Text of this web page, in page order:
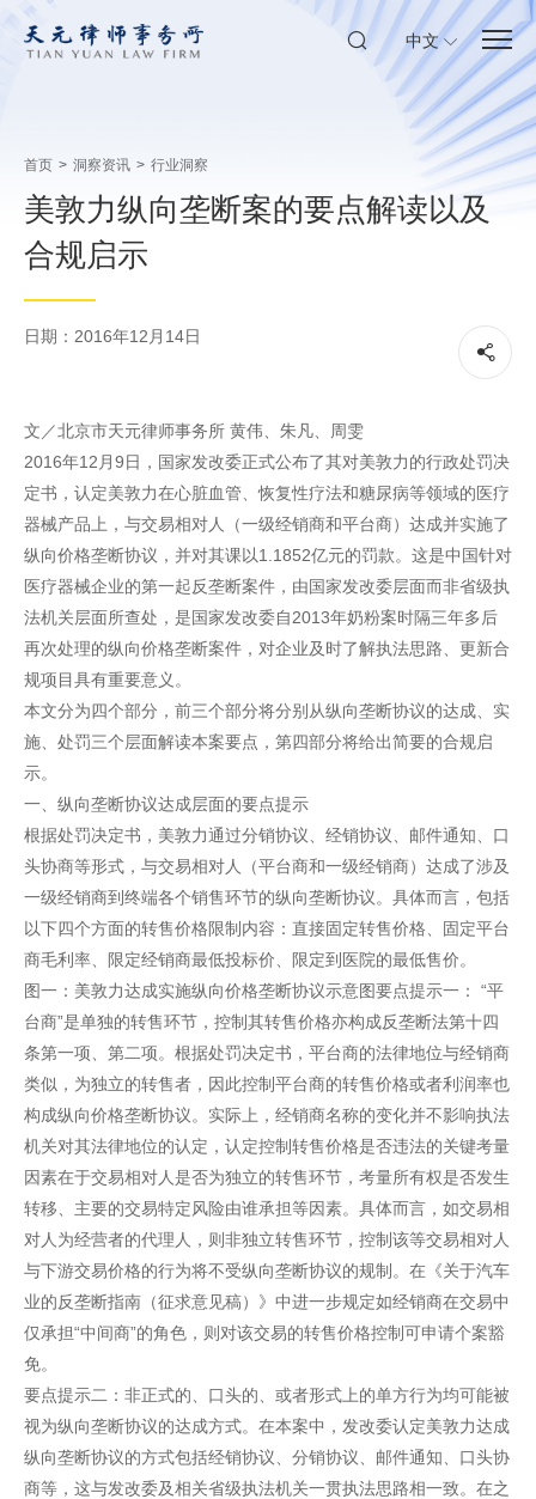
中文
首页 > 洞察资讯 > 行业洞察
美敦力纵向垄断案的要点解读以及
合规启示
日期：2016年12月14日
文／北京市天元律师事务所 黄伟、朱凡、周雯
2016年12月9日，国家发改委正式公布了其对美敦力的行政处罚决
定书，认定美敦力在心脏血管、恢复性疗法和糖尿病等领域的医疗
器械产品上，与交易相对人（一级经销商和平台商）达成并实施了
纵向价格垄断协议，并对其课以1.1852亿元的罚款。这是中国针对
医疗器械企业的第一起反垄断案件，由国家发改委层面而非省级执
法机关层面所查处，是国家发改委自2013年奶粉案时隔三年多后
再次处理的纵向价格垄断案件，对企业及时了解执法思路、更新合
规项目具有重要意义。
本文分为四个部分，前三个部分将分别从纵向垄断协议的达成、实
施、处罚三个层面解读本案要点，第四部分将给出简要的合规启
示。
一、纵向垄断协议达成层面的要点提示
根据处罚决定书，美敦力通过分销协议、经销协议、邮件通知、口
头协商等形式，与交易相对人（平台商和一级经销商）达成了涉及
一级经销商到终端各个销售环节的纵向垄断协议。具体而言，包括
以下四个方面的转售价格限制内容：直接固定转售价格、固定平台
商毛利率、限定经销商最低投标价、限定到医院的最低售价。
图一：美敦力达成实施纵向价格垄断协议示意图要点提示一： “平
台商”是单独的转售环节，控制其转售价格亦构成反垄断法第十四
条第一项、第二项。根据处罚决定书，平台商的法律地位与经销商
类似，为独立的转售者，因此控制平台商的转售价格或者利润率也
构成纵向价格垄断协议。实际上，经销商名称的变化并不影响执法
机关对其法律地位的认定，认定控制转售价格是否违法的关键考量
因素在于交易相对人是否为独立的转售环节，考量所有权是否发生
转移、主要的交易特定风险由谁承担等因素。具体而言，如交易相
对人为经营者的代理人，则非独立转售环节，控制该等交易相对人
与下游交易价格的行为将不受纵向垄断协议的规制。在《关于汽车
业的反垄断指南（征求意见稿）》中进一步规定如经销商在交易中
仅承担“中间商”的角色，则对该交易的转售价格控制可申请个案豁
免。
要点提示二：非正式的、口头的、或者形式上的单方行为均可能被
视为纵向垄断协议的达成方式。在本案中，发改委认定美敦力达成
纵向垄断协议的方式包括经销协议、分销协议、邮件通知、口头协
商等，这与发改委及相关省级执法机关一贯执法思路相一致。在之